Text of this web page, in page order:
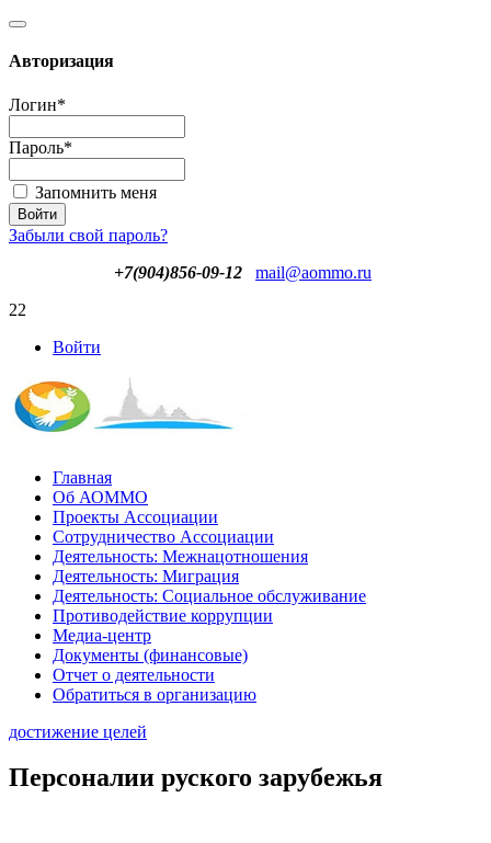
Авторизация
Логин*
Пароль*
Запомнить меня
Забыли свой пароль?
+7(904)856-09-12
mail@aommo.ru
22
Войти
Главная
Об АОММО
Проекты Ассоциации
Сотрудничество Ассоциации
Деятельность: Межнацотношения
Деятельность: Миграция
Деятельность: Социальное обслуживание
Противодействие коррупции
Медиа-центр
Документы (финансовые)
Отчет о деятельности
Обратиться в организацию
достижение целей
Персоналии руского зарубежья